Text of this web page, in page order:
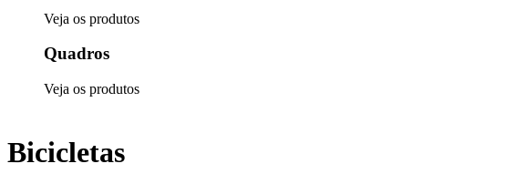
Veja os produtos
Quadros
Veja os produtos
Bicicletas